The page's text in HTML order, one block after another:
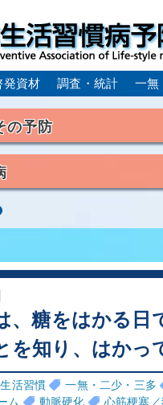
発資材 調査・統計 一無
の予防
症（高脂血症）
クシンドローム
動脈硬
ローム／サルコペニア／フ
、糖をはかる日
を知り、はかっ
生活習慣 一無・二少・三多
ム
動脈硬化 心筋梗塞